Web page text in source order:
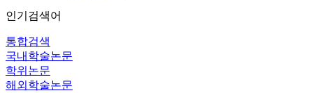
인기검색어
통합검색
국내학술논문
학위논문
해외학술논문